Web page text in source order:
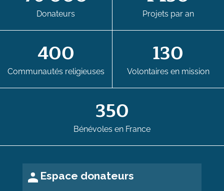
Donateurs Projets par an
400
Communautés religieuses
130
Volontaires en mission
350
Bénévoles en France
Espace donateurs